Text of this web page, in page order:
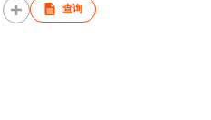
查询